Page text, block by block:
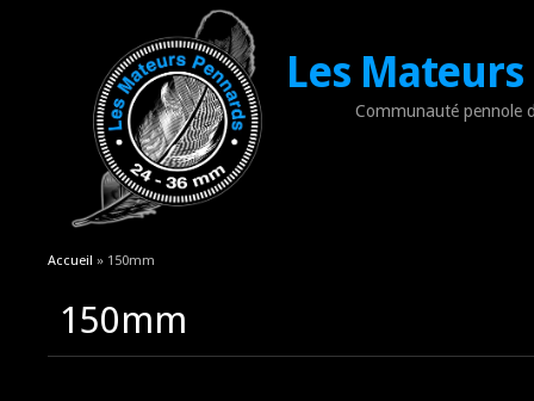
Les
Communauté pennole
Vous êtes ici
Accueil » 150mm
150mm